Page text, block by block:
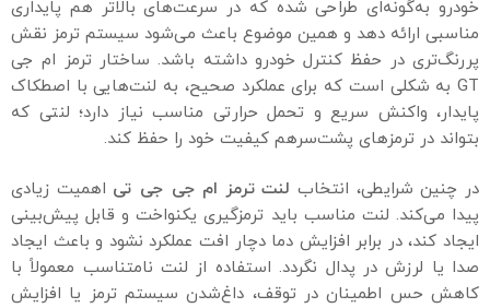
خودرو به‌گونه‌ای طراحی شده که در سرعت‌های بالاتر هم پایداری
مناسبی ارائه دهد و همین موضوع باعث می‌شود سیستم ترمز نقش
پررنگ‌تری در حفظ کنترل خودرو داشته باشد. ساختار ترمز ام جی
GT به شکلی است که برای عملکرد صحیح، به لنت‌هایی با اصطکاک
پایدار، واکنش سریع و تحمل حرارتی مناسب نیاز دارد؛ لنتی که
بتواند در ترمزهای پشت‌سرهم کیفیت خود را حفظ کند.
در چنین شرایطی، انتخاب لنت ترمز ام جی جی تی اهمیت زیادی
پیدا می‌کند. لنت مناسب باید ترمزگیری یکنواخت و قابل پیش‌بینی
ایجاد کند، در برابر افزایش دما دچار افت عملکرد نشود و باعث ایجاد
صدا یا لرزش در پدال نگردد. استفاده از لنت نامتناسب معمولاً با
کاهش حس اطمینان در توقف، داغ‌شدن سیستم ترمز یا افزایش